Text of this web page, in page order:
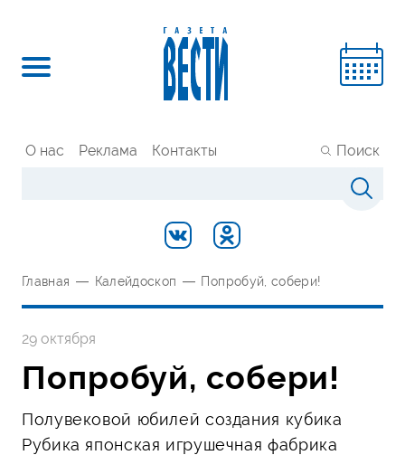
О нас Реклама Контакты Поиск
Главная — Калейдоскоп — Попробуй, собери!
29 октября
Попробуй, собери!
Полувековой юбилей создания кубика
Рубика японская игрушечная фабрика